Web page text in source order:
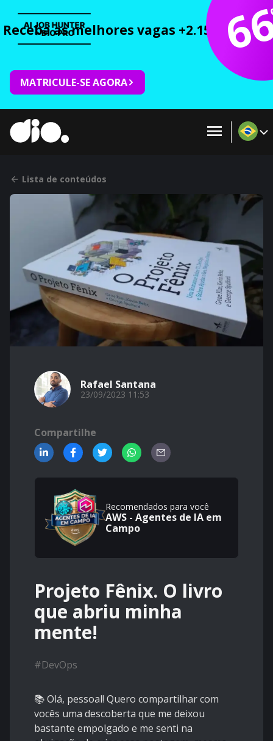
Receba as melhores vagas +2.150 cursos
MATRICULE-SE AGORA
Lista de conteúdos
Rafael Santana
23/09/2023 11:53
Compartilhe
Recomendados para você
AWS - Agentes de IA em
Campo
Projeto Fênix. O livro
que abriu minha
mente!
#DevOps
📚 Olá, pessoal! Quero compartilhar com
vocês uma descoberta que me deixou
bastante empolgado e me senti na